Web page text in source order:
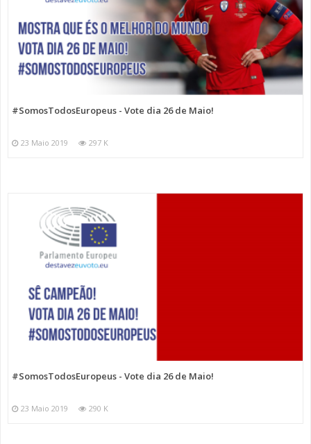
#SomosTodosEuropeus - Vote dia 26 de Maio!
23 Maio 2019 297 K
#SomosTodosEuropeus - Vote dia 26 de Maio!
23 Maio 2019 290 K